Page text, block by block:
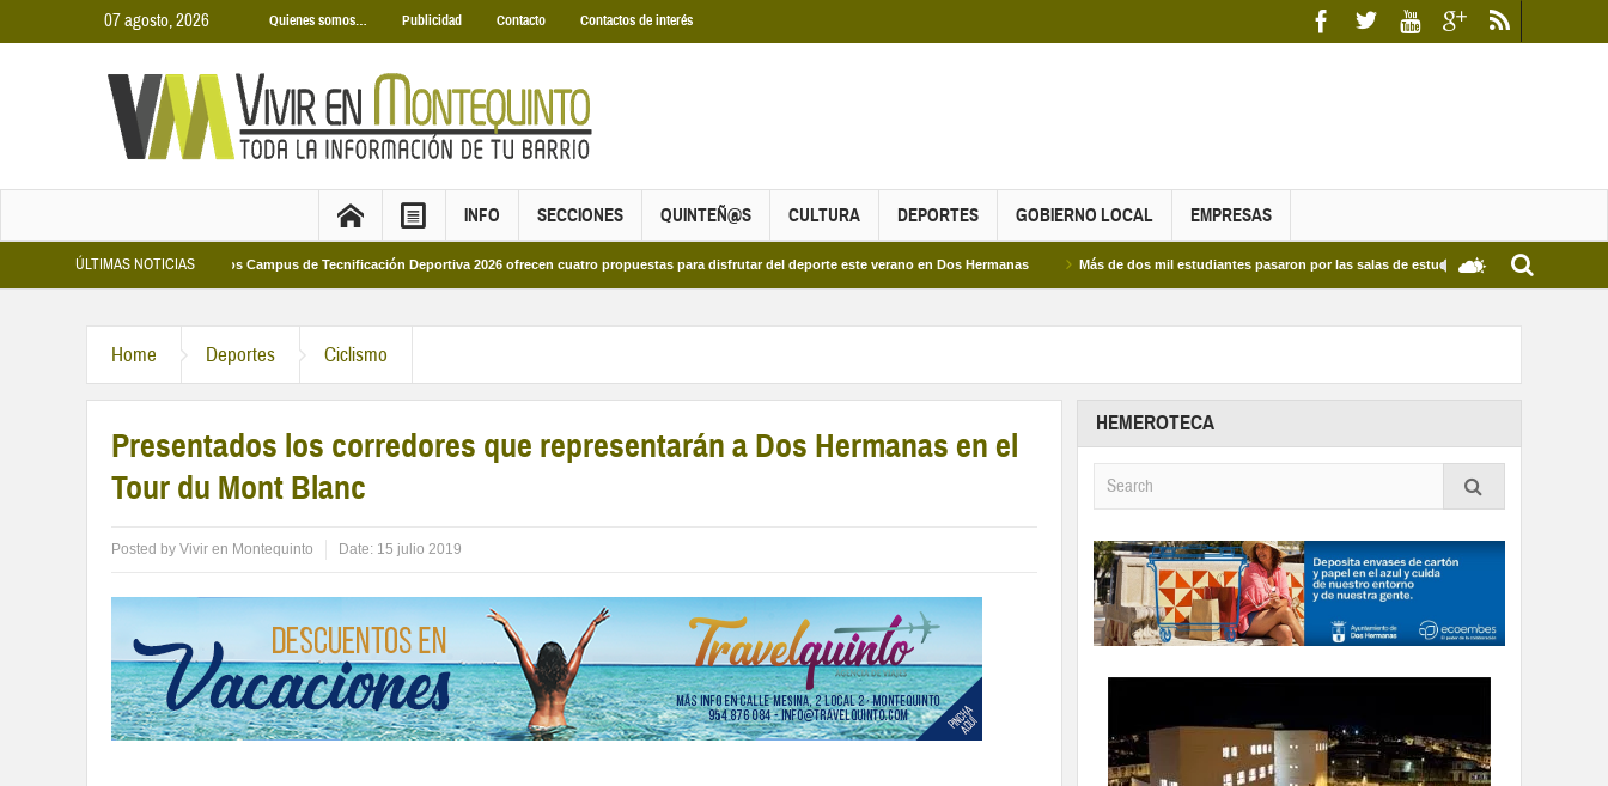
07 agosto, 2026 Quienes somos… Publicidad Contacto Contactos de interés
INFO SECCIONES QUINTEÑ@S CULTURA DEPORTES GOBIERNO LOCAL EMPRESAS
ÚLTIMAS NOTICIAS
2026 Los Campus de Tecnificación Deportiva 2026 ofrecen cuatro propuestas para disfrutar del deporte este verano en Dos Hermanas Más de dos mil estudiantes pasaron por las salas de estudio de las Bibliotecas Municipales
Home Deportes Ciclismo
Presentados los corredores que representarán a Dos Hermanas en el
Tour du Mont Blanc
Posted by Vivir en Montequinto Date: 15 julio 2019
HEMEROTECA